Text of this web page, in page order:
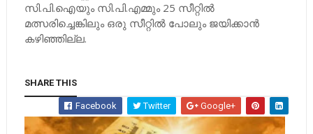
സി.പി.ഐയും സി.പി.എമ്മും 25 സീറ്റില്‍
മത്സരിച്ചെങ്കിലും ഒരു സീറ്റില്‍ പോലും ജയിക്കാന്‍
കഴിഞ്ഞില്ല.
SHARE THIS
Facebook Twitter Google+